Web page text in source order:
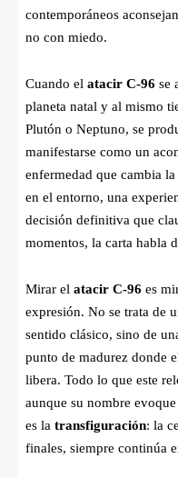
contemporáneos
no con miedo.
Cuando el atacir C-96 se
planeta natal y al mismo
Plutón o Neptuno, se
manifestarse como un
enfermedad que cambia
en el entorno, una
decisión definitiva que
momentos, la carta habla
Mirar el atacir C-96 es
expresión. No se trata de
sentido clásico, sino de
punto de madurez donde
libera. Todo lo que este
aunque su nombre
es la transfiguración: la
finales, siempre continúa